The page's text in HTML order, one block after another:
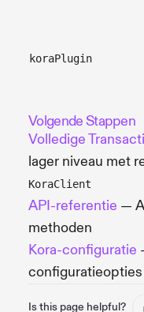
koraPlugin
Volgende Stappen
Volledige
lager niveau met
KoraClient
API-referentie —
methoden
Kora-configuratie
configuratieopties
Is this page helpful?